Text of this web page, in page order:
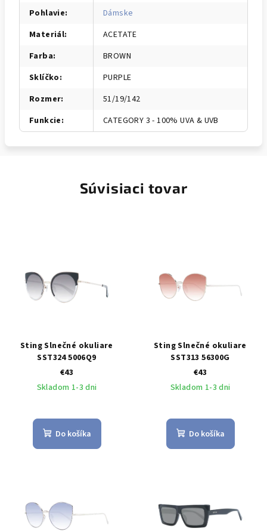
Pohlavie:
Dámske
Materiál:
ACETATE
Farba:
BROWN
Sklíčko:
PURPLE
Rozmer:
51/19/142
Funkcie: CATEGORY 3 - 100% UVA & UVB
Súvisiaci tovar
Sting Slnečné okuliare
SST324 5006Q9
€43
Skladom 1-3 dni
Do košíka
Sting Slnečné okuliare
SST313 56300G
€43
Skladom 1-3 dni
Do košíka